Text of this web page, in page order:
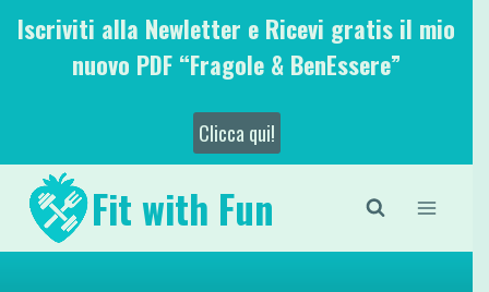
SaltaIscriviti alla Newletter e Ricevi gratis il mio
nuovo PDF “Fragole & BenEssere”
Clicca qui!
Fit with Fun